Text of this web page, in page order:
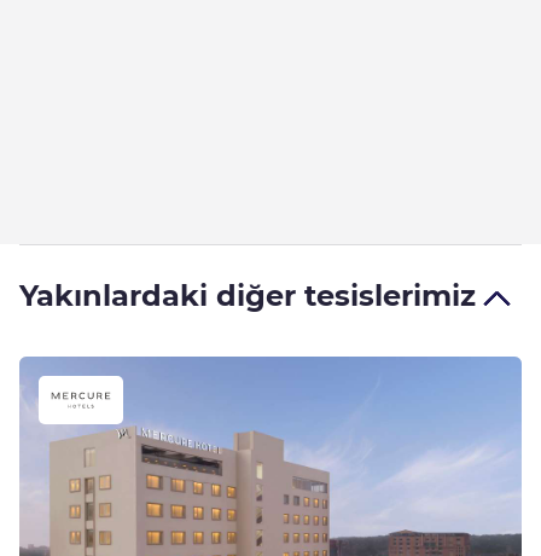
Yakınlardaki diğer tesislerimiz